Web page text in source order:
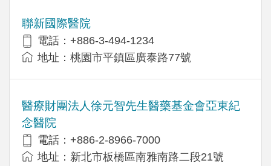
聯新國際醫院
電話：+886-3-494-1234
地址：桃園市平鎮區廣泰路77號
醫療財團法人徐元智先生醫藥基金會亞東紀
念醫院
電話：+886-2-8966-7000
地址：新北市板橋區南雅南路二段21號